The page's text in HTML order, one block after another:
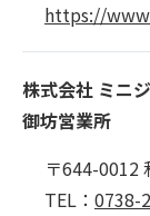
https://
株式会社 ミニ
御坊営業所
〒644-0012
TEL： 0738-